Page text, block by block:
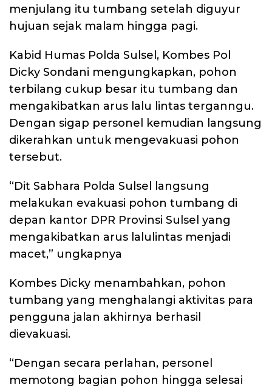
menjulang itu tumbang setelah diguyur
hujuan sejak malam hingga pagi.
Kabid Humas Polda Sulsel, Kombes Pol
Dicky Sondani mengungkapkan, pohon
terbilang cukup besar itu tumbang dan
mengakibatkan arus lalu lintas terganngu.
Dengan sigap personel kemudian langsung
dikerahkan untuk mengevakuasi pohon
tersebut.
“Dit Sabhara Polda Sulsel langsung
melakukan evakuasi pohon tumbang di
depan kantor DPR Provinsi Sulsel yang
mengakibatkan arus lalulintas menjadi
macet,” ungkapnya
Kombes Dicky menambahkan, pohon
tumbang yang menghalangi aktivitas para
pengguna jalan akhirnya berhasil
dievakuasi.
“Dengan secara perlahan, personel
memotong bagian pohon hingga selesai